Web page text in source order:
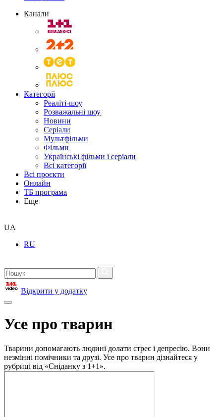
Канали
Категорії
Реаліті-шоу
Розважальні шоу
Новини
Серіали
Мультфільми
Фільми
Українські фільми і серіали
Всі категорії
Всі проєкти
Онлайн
ТБ програма
Еще
UA
RU
Відкрити у додатку
Усе про тварин
Тварини допомагають людині долати стрес і депресію. Вони
незмінні помічники та друзі. Усе про тварин дізнайтеся у
рубриці від «Сніданку з 1+1».